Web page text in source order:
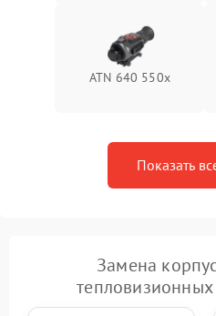
ATN 640 550x
Показать
Замена